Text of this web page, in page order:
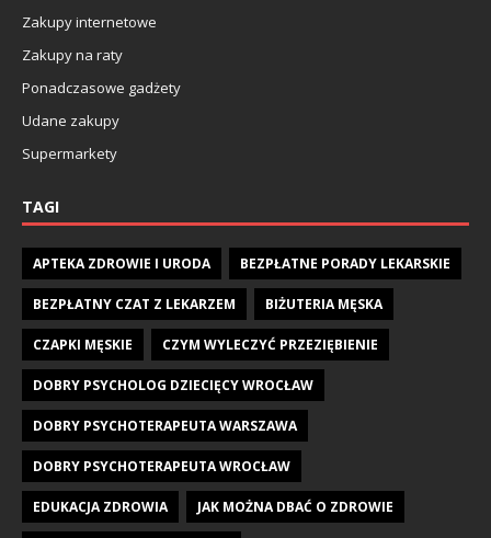
Zakupy internetowe
Zakupy na raty
Ponadczasowe gadżety
Udane zakupy
Supermarkety
TAGI
APTEKA ZDROWIE I URODA BEZPŁATNE PORADY LEKARSKIE
BEZPŁATNY CZAT Z LEKARZEM BIŻUTERIA MĘSKA
CZAPKI MĘSKIE CZYM WYLECZYĆ PRZEZIĘBIENIE
DOBRY PSYCHOLOG DZIECIĘCY WROCŁAW
DOBRY PSYCHOTERAPEUTA WARSZAWA
DOBRY PSYCHOTERAPEUTA WROCŁAW
EDUKACJA ZDROWIA JAK MOŻNA DBAĆ O ZDROWIE